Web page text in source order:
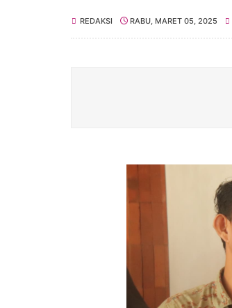
REDAKSI RABU, MARET 05, 2025